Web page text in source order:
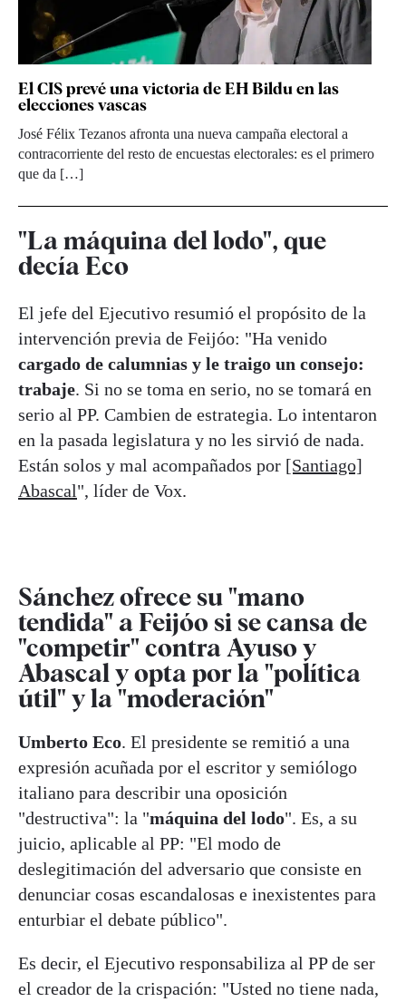
El CIS prevé una victoria de EH Bildu en las
elecciones vascas
José Félix Tezanos afronta una nueva campaña electoral a
contracorriente del resto de encuestas electorales: es el primero
que da […]
"La máquina del lodo", que
decía Eco
El jefe del Ejecutivo resumió el propósito de la
intervención previa de Feijóo: "Ha venido
cargado de calumnias y le traigo un consejo:
trabaje. Si no se toma en serio, no se tomará en
serio al PP. Cambien de estrategia. Lo intentaron
en la pasada legislatura y no les sirvió de nada.
Están solos y mal acompañados por [Santiago]
Abascal", líder de Vox.
Sánchez ofrece su "mano
tendida" a Feijóo si se cansa de
"competir" contra Ayuso y
Abascal y opta por la "política
útil" y la "moderación"
Umberto Eco. El presidente se remitió a una
expresión acuñada por el escritor y semiólogo
italiano para describir una oposición
"destructiva": la "máquina del lodo". Es, a su
juicio, aplicable al PP: "El modo de
deslegitimación del adversario que consiste en
denunciar cosas escandalosas e inexistentes para
enturbiar el debate público".
Es decir, el Ejecutivo responsabiliza al PP de ser
el creador de la crispación: "Usted no tiene nada,